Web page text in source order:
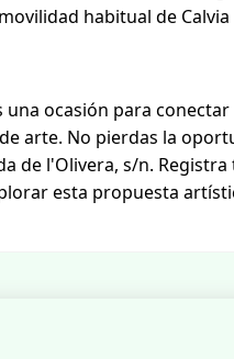
habitual de Calvia
una ocasión para conectar
arte. No pierdas la
de l'Olivera, s/n. Registra
esta propuesta